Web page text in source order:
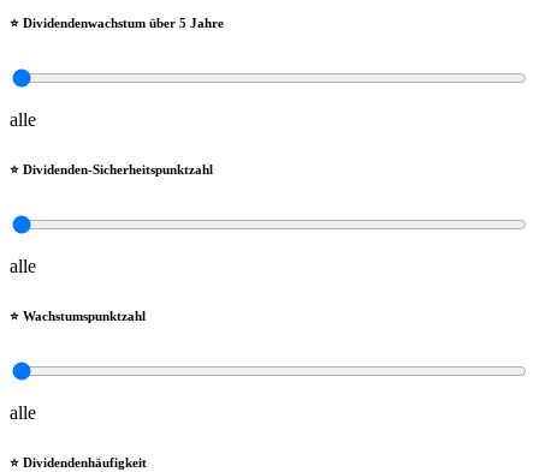
⭐️ Dividendenwachstum über 5 Jahre
alle
⭐️ Dividenden-Sicherheitspunktzahl
alle
⭐️ Wachstumspunktzahl
alle
⭐️ Dividendenhäufigkeit